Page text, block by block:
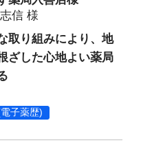
信 様
取り組みにより、地
ざした心地よい薬局
子薬歴)